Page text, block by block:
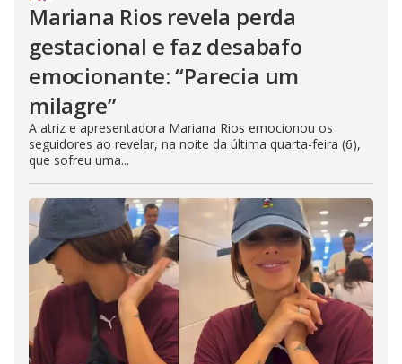
Mariana Rios revela perda
gestacional e faz desabafo
emocionante: “Parecia um
milagre”
A atriz e apresentadora Mariana Rios emocionou os
seguidores ao revelar, na noite da última quarta-feira (6),
que sofreu uma...